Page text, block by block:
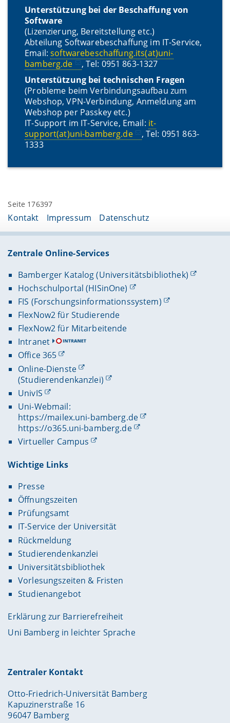
Unterstützung bei der Beschaffung von
Software
(Lizenzierung, Bereitstellung etc.)
Abteilung Softwarebeschaffung im IT-Service,
Email:softwarebeschaffung.its(at)uni-
bamberg.de
, Tel: 0951 863-1327
Unterstützung bei technischen Fragen
(Probleme beim Verbindungsaufbau zum
Webshop, VPN-Verbindung, Anmeldung am
Webshop per Passkey etc.)
IT-Support im IT-Service, Email: it-
support(at)uni-bamberg.de
, Tel: 0951 863-
1333
Seite 176397
Kontakt Impressum Datenschutz
Zentrale Online-Services
Bamberger Katalog (Universitätsbibliothek)
Hochschulportal (HISinOne)
FIS (Forschungsinformationssystem)
FlexNow2 für Studierende
FlexNow2 für Mitarbeitende
Intranet
Office 365
Online-Dienste
(Studierendenkanzlei)
UnivIS
Uni-Webmail:
https://mailex.uni-bamberg.de
https://o365.uni-bamberg.de
Virtueller Campus
Wichtige Links
Presse
Öffnungszeiten
Prüfungsamt
IT-Service der Universität
Rückmeldung
Studierendenkanzlei
Universitätsbibliothek
Vorlesungszeiten & Fristen
Studienangebot
Erklärung zur Barrierefreiheit
Uni Bamberg in leichter Sprache
Zentraler Kontakt
Otto-Friedrich-Universität Bamberg
Kapuzinerstraße 16
96047 Bamberg